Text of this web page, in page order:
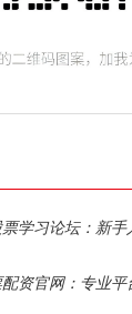
学习论坛：新
资官网：专业平